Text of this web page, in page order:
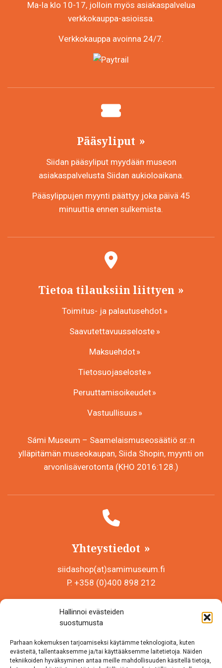
Hallinnoi evästeiden
suostumusta
Parhaan kokemuksen tarjoamiseksi käytämme teknologioita, kuten
evästeitä, tallentaaksemme ja/tai käyttääksemme laitetietoja. Näiden
tekniikoiden hyväksyminen antaa meille mahdollisuuden käsitellä tietoja,
Ma-la klo 10-17, jolloin myös asiakaspalvelua
verkkokauppa-asioissa.
Verkkokauppa avoinna 24/7.
Pääsyliput
Siidan pääsyliput myydään museon
asiakaspalvelusta Siidan aukioloaikana.
Pääsylippujen myynti päättyy joka päivä 45
minuuttia ennen sulkemista.
Tietoa tilauksiin liittyen
Toimitus- ja palautusehdot
Saavutettavuusseloste
Maksuehdot
Tietosuojaseloste
Peruuttamisoikeudet
Vastuullisuus
Sámi Museum – Saamelaismuseosäätiö sr.:n
ylläpitämän museokaupan, Siida Shopin, myynti on
arvonlisäverotonta (KHO 2016:128.)
Yhteystiedot
siidashop(at)samimuseum.fi
P. +358 (0)400 898 212
Y-tunnus 0625907-2
Inarintie 46
99870 Inari